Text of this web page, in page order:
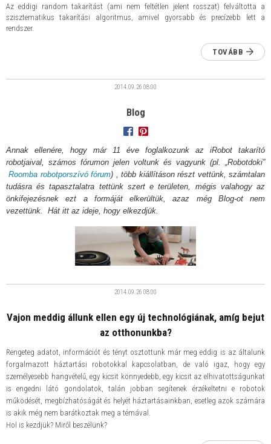
Az eddigi random takarítást (ami nem feltétlen jelent rosszat) felváltotta a
szisztematikus takarítási algoritmus, amivel gyorsabb és precízebb lett a
rendszer.
TOVÁBB
Blog
2014.09.26 08:00
Annak ellenére, hogy már 11 éve foglalkozunk az iRobot takarító
robotjaival, számos fórumon jelen voltunk és vagyunk (pl. „Robotdoki”
Roomba robotporszívó fórum) , több kiállításon részt vettünk, számtalan
tudásra és tapasztalatra tettünk szert e területen, mégis valahogy az
önkifejezésnek ezt a formáját elkerültük, azaz még Blog-ot nem
vezettünk. Hát itt az ideje, hogy elkezdjük.
Vajon meddig állunk ellen egy új technológiának, amíg bejut
az otthonunkba?
2014.09.26 08:00
Rengeteg adatot, információt és tényt osztottunk már meg eddig is az általunk
forgalmazott háztartási robotokkal kapcsolatban, de való igaz, hogy egy
személyesebb hangvételű, egy kicsit könnyedebb, egy kicsit az elhivatottságunkat
is engedni látó gondolatok, talán jobban segítenek érzékeltetni e robotok
működését, megbízhatóságát és helyét háztartásainkban, esetleg azok számára
is akik még nem barátkoztak meg a témával.
Hol is kezdjük? Miről beszélünk?